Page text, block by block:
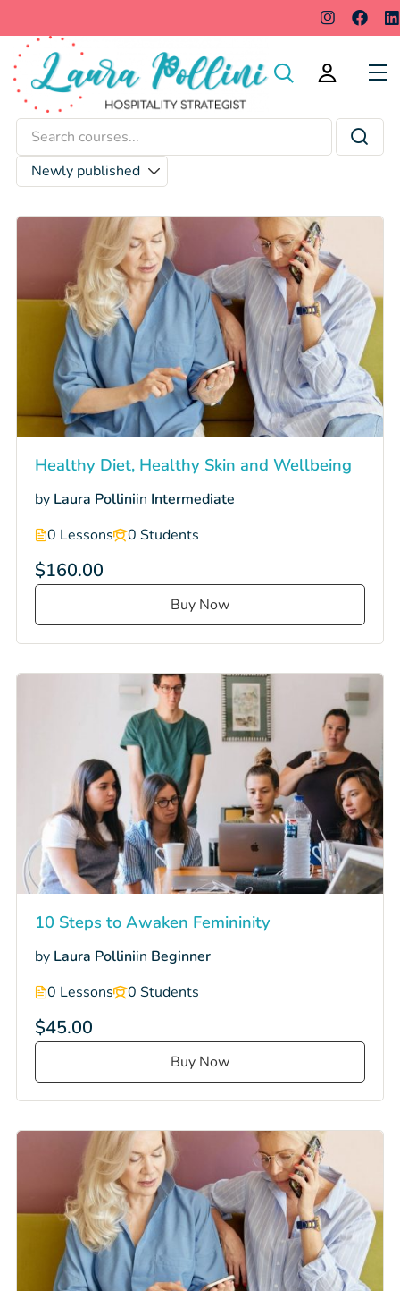
Femininity
Healthy Diet, Healthy Skin and Wellbeing
by Laura Polliniin Intermediate
0 Lessons
0 Students
$160.00
Buy Now
10 Steps to Awaken Femininity
by Laura Polliniin Beginner
0 Lessons
0 Students
$45.00
Buy Now